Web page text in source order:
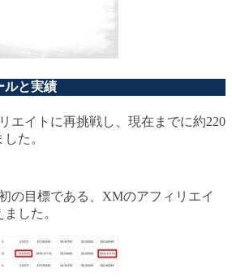
ルと実績
エイトに再挑戦し、現在までに約220
た。
の目標である、XMのアフィリエイ
した。